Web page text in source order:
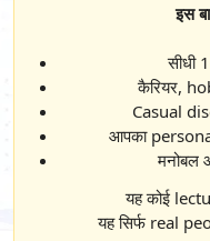
इस
सीधी
कैरियर,
Casual
आपका
मनोबल
यह कोई
यह सिर्फ real